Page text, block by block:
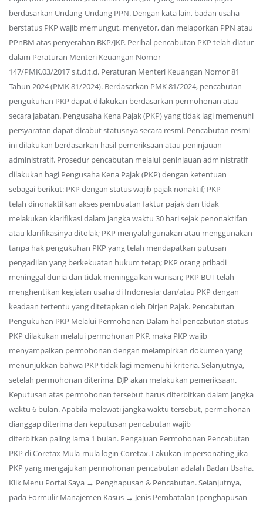
berdasarkan Undang-Undang PPN. Dengan kata lain, badan usaha
berstatus PKP wajib memungut, menyetor, dan melaporkan PPN atau
PPnBM atas penyerahan BKP/JKP. Perihal pencabutan PKP telah diatur
dalam Peraturan Menteri Keuangan Nomor
147/PMK.03/2017 s.t.d.t.d. Peraturan Menteri Keuangan Nomor 81
Tahun 2024 (PMK 81/2024). Berdasarkan PMK 81/2024, pencabutan
pengukuhan PKP dapat dilakukan berdasarkan permohonan atau
secara jabatan. Pengusaha Kena Pajak (PKP) yang tidak lagi memenuhi
persyaratan dapat dicabut statusnya secara resmi. Pencabutan resmi
ini dilakukan berdasarkan hasil pemeriksaan atau peninjauan
administratif. Prosedur pencabutan melalui peninjauan administratif
dilakukan bagi Pengusaha Kena Pajak (PKP) dengan ketentuan
sebagai berikut: PKP dengan status wajib pajak nonaktif; PKP
telah dinonaktifkan akses pembuatan faktur pajak dan tidak
melakukan klarifikasi dalam jangka waktu 30 hari sejak penonaktifan
atau klarifikasinya ditolak; PKP menyalahgunakan atau menggunakan
tanpa hak pengukuhan PKP yang telah mendapatkan putusan
pengadilan yang berkekuatan hukum tetap; PKP orang pribadi
meninggal dunia dan tidak meninggalkan warisan; PKP BUT telah
menghentikan kegiatan usaha di Indonesia; dan/atau PKP dengan
keadaan tertentu yang ditetapkan oleh Dirjen Pajak. Pencabutan
Pengukuhan PKP Melalui Permohonan Dalam hal pencabutan status
PKP dilakukan melalui permohonan PKP, maka PKP wajib
menyampaikan permohonan dengan melampirkan dokumen yang
menunjukkan bahwa PKP tidak lagi memenuhi kriteria. Selanjutnya,
setelah permohonan diterima, DJP akan melakukan pemeriksaan.
Keputusan atas permohonan tersebut harus diterbitkan dalam jangka
waktu 6 bulan. Apabila melewati jangka waktu tersebut, permohonan
dianggap diterima dan keputusan pencabutan wajib
diterbitkan paling lama 1 bulan. Pengajuan Permohonan Pencabutan
PKP di Coretax Mula-mula login Coretax. Lakukan impersonating jika
PKP yang mengajukan permohonan pencabutan adalah Badan Usaha.
Klik Menu Portal Saya → Penghapusan & Pencabutan. Selanjutnya,
pada Formulir Manajemen Kasus → Jenis Pembatalan (penghapusan